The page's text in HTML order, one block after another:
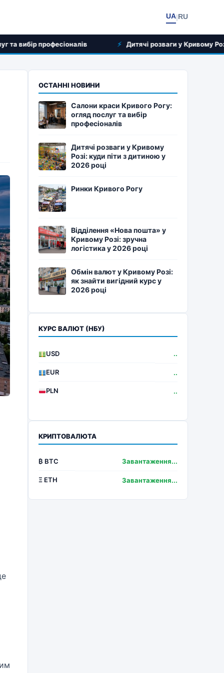
UA|RU
Дитячі розваги у Кривому Розі: куди піти
ОСТАННІ НОВИНИ
Салони краси Кривого Рогу:
огляд послуг та вибір
професіоналів
Дитячі розваги у Кривому
Розі: куди піти з дитиною у
2026 році
Ринки Кривого Рогу
Відділення «Нова пошта» у
Кривому Розі: зручна
логістика у 2026 році
Обмін валют у Кривому Розі:
як знайти вигідний курс у
2026 році
КУРС ВАЛЮТ (НБУ)
USD ..
EUR ..
PLN ..
КРИПТОВАЛЮТА
₿ BTC Завантаження...
Ξ ETH Завантаження...